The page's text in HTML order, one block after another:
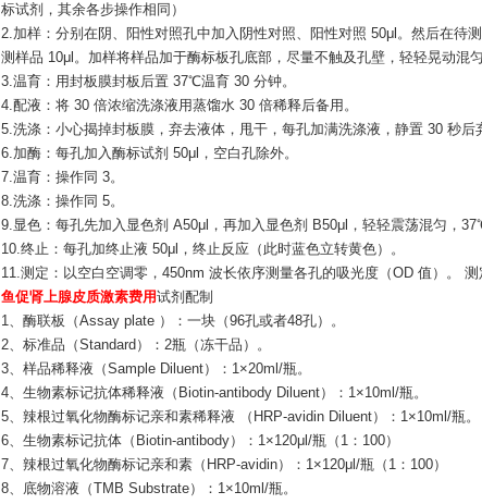
标试剂，其余各步操作相同）
2.加样：分别在阴、阳性对照孔中加入阴性对照、阳性对照 50μl。然后在待
测样品 10μl。加样将样品加于酶标板孔底部，尽量不触及孔壁，轻轻晃动混匀
3.温育：用封板膜封板后置 37℃温育 30 分钟。
4.配液：将 30 倍浓缩洗涤液用蒸馏水 30 倍稀释后备用。
5.洗涤：小心揭掉封板膜，弃去液体，甩干，每孔加满洗涤液，静置 30 秒后
6.加酶：每孔加入酶标试剂 50μl，空白孔除外。
7.温育：操作同 3。
8.洗涤：操作同 5。
9.显色：每孔先加入显色剂 A50μl，再加入显色剂 B50μl，轻轻震荡混匀，
10.终止：每孔加终止液 50μl，终止反应（此时蓝色立转黄色）。
11.测定：以空白空调零，450nm 波长依序测量各孔的吸光度（OD 值）。
鱼促肾上腺皮质激素费用试剂配制
1、酶联板（Assay plate ）：一块（96孔或者48孔）。
2、标准品（Standard）：2瓶（冻干品）。
3、样品稀释液（Sample Diluent）：1×20ml/瓶。
4、生物素标记抗体稀释液（Biotin-antibody Diluent）：1×10ml/瓶。
5、辣根过氧化物酶标记亲和素稀释液 （HRP-avidin Diluent）：1×10ml/瓶。
6、生物素标记抗体（Biotin-antibody）：1×120μl/瓶（1：100）
7、辣根过氧化物酶标记亲和素（HRP-avidin）：1×120μl/瓶（1：100）
8、底物溶液（TMB Substrate）：1×10ml/瓶。